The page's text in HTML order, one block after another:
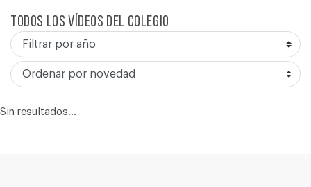
Todos los vídeos del colegio
Sin resultados...